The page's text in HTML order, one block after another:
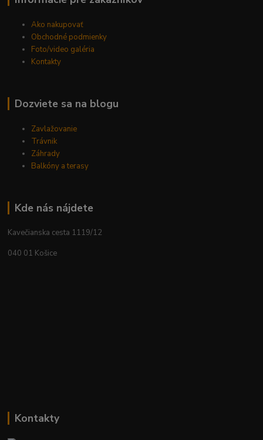
Ako nakupovať
Obchodné podmienky
Foto/video galéria
Kontakty
Dozviete sa na blogu
Zavlažovanie
Trávnik
Záhrady
Balkóny a terasy
Kde nás nájdete
Kavečianska cesta 1119/12
040 01 Košice
Kontakty